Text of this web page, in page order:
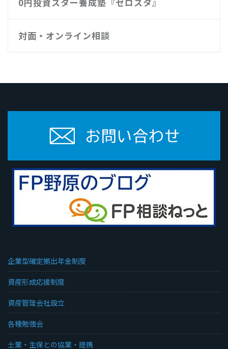
対面・オンライン相談
企業型確定拠出年金制度
資産形成応援制度
資産管理会社設立
各種勉強会
士業・生保との協業・提携